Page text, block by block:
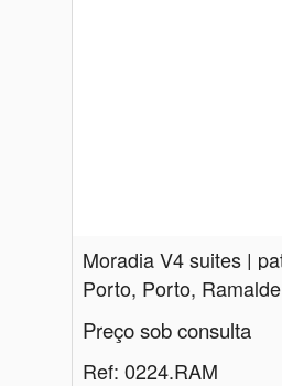
Porto, Porto, Ramalde
Preço sob consulta
Ref: 0224.RAM